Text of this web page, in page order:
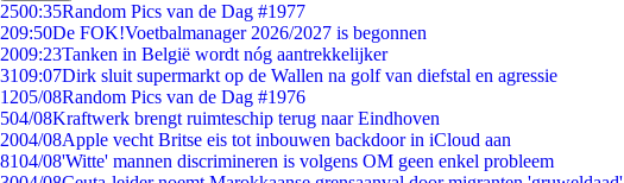
2500:35Random Pics van de Dag #1977
209:50De FOK!Voetbalmanager 2026/2027 is begonnen
2009:23Tanken in België wordt nóg aantrekkelijker
3109:07Dirk sluit supermarkt op de Wallen na golf van diefstal en agressie
1205/08Random Pics van de Dag #1976
504/08Kraftwerk brengt ruimteschip terug naar Eindhoven
2004/08Apple vecht Britse eis tot inbouwen backdoor in iCloud aan
8104/08'Witte' mannen discrimineren is volgens OM geen enkel probleem